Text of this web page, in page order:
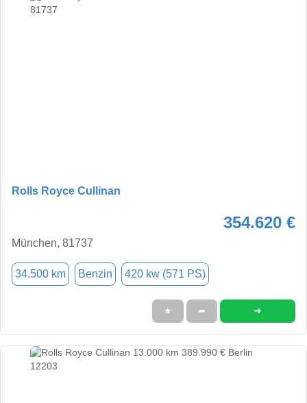
Rolls Royce Cullinan
354.620 €
München, 81737
34.500 km Benzin 420 kw (571 PS)
★ ➦ ➜